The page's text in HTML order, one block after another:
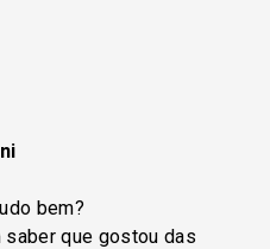
bem?
que gostou das